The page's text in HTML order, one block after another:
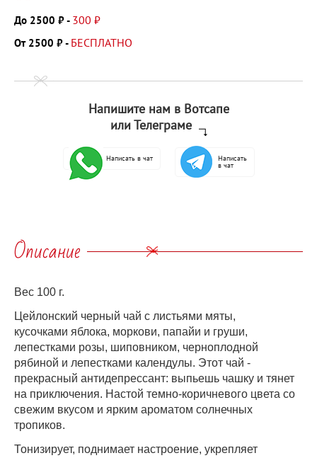
До 2500 ₽ - 300 ₽
От 2500 ₽ - БЕСПЛАТНО
Напишите нам в Вотсапе
или Телеграме
Написать в чат Написать
в чат
Описание
Вес 100 г.
Цейлонский черный чай с листьями мяты,
кусочками яблока, моркови, папайи и груши,
лепестками розы, шиповником, черноплодной
рябиной и лепестками календулы. Этот чай -
прекрасный антидепрессант: выпьешь чашку и тянет
на приключения. Настой темно-коричневого цвета со
свежим вкусом и ярким ароматом солнечных
тропиков.
Тонизирует, поднимает настроение, укрепляет